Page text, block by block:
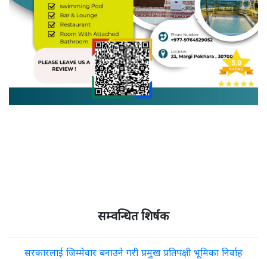
सम्वन्धित शिर्षक
सरकारलाई जिम्मेवार बनाउने गरी प्रमुख प्रतिपक्षी भूमिका निर्वाह